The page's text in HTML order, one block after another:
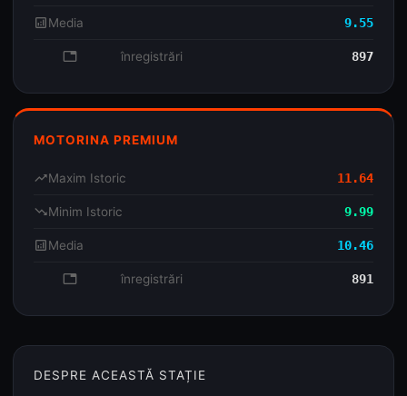
analyticsMedia 9.55
database înregistrări 897
MOTORINA PREMIUM
trending_upMaxim Istoric 11.64
trending_downMinim Istoric 9.99
analyticsMedia 10.46
database înregistrări 891
DESPRE ACEASTĂ STAȚIE